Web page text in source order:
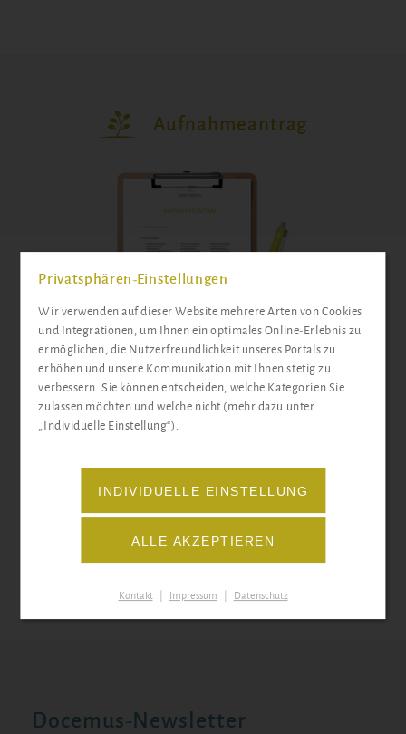
Aufnahmeantrag
Docemus-Newsletter
Privatsphären-Einstellungen
Wir verwenden auf dieser Website mehrere Arten von Cookies
und Integrationen, um Ihnen ein optimales Online-Erlebnis zu
ermöglichen, die Nutzerfreundlichkeit unseres Portals zu
erhöhen und unsere Kommunikation mit Ihnen stetig zu
verbessern. Sie können entscheiden, welche Kategorien Sie
zulassen möchten und welche nicht (mehr dazu unter
„Individuelle Einstellung“).
INDIVIDUELLE EINSTELLUNG
ALLE AKZEPTIEREN
Kontakt Impressum Datenschutz